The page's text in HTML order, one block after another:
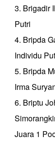
3. Brigadir
Putri
4. Bripda
Individu
5. Bripda
Irma
6. Briptu
Juara 1